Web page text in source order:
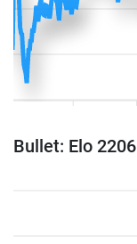
Bullet: Elo 2206